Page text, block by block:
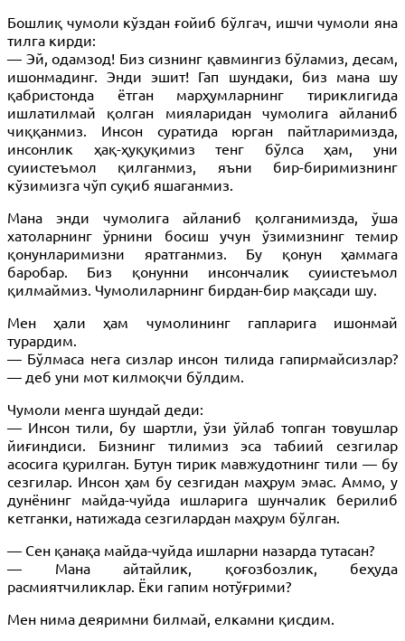
Бошлиқ чумоли кўздан ғойиб бўлгач, ишчи чумоли яна
тилга кирди:
— Эй, одамзод! Биз сизнинг қавмингиз бўламиз, десам,
ишонмадинг. Энди эшит! Гап шундаки, биз мана шу
қабристонда ётган марҳумларнинг тириклигида
ишлатилмай қолган мияларидан чумолига айланиб
чиққанмиз. Инсон суратида юрган пайтларимизда,
инсонлик ҳақ-ҳуқуқимиз тенг бўлса ҳам, уни
суиистеъмол қилганмиз, яъни бир-биримизнинг
кўзимизга чўп суқиб яшаганмиз.
Мана энди чумолига айланиб қолганимизда, ўша
хатоларнинг ўрнини босиш учун ўзимизнинг темир
қонунларимизни яратганмиз. Бу қонун ҳаммага
баробар. Биз қонунни инсончалик суиистеъмол
қилмаймиз. Чумолиларнинг бирдан-бир мақсади шу.
Мен ҳали ҳам чумолининг гапларига ишонмай
турардим.
— Бўлмаса нега сизлар инсон тилида гапирмайсизлар?
— деб уни мот килмоқчи бўлдим.
Чумоли менга шундай деди:
— Инсон тили, бу шартли, ўзи ўйлаб топган товушлар
йиғиндиси. Бизнинг тилимиз эса табиий сезгилар
асосига қурилган. Бутун тирик мавжудотнинг тили — бу
сезгилар. Инсон ҳам бу сезгидан маҳрум эмас. Аммо, у
дунёнинг майда-чуйда ишларига шунчалик берилиб
кетганки, натижада сезгилардан маҳрум бўлган.
— Сен қанақа майда-чуйда ишларни назарда тутасан?
— Мана айтайлик, қоғозбозлик, беҳуда
расмиятчиликлар. Ёки гапим нотўғрими?
Мен нима деяримни билмай, елкамни қисдим.